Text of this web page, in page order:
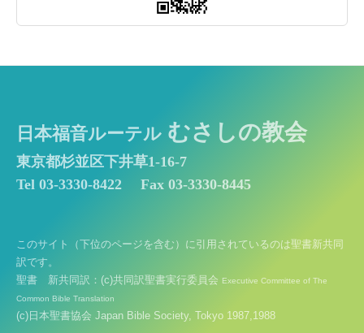
日本福音ルーテル むさしの教会
東京都杉並区下井草1-16-7
Tel 03-3330-8422
Fax 03-3330-8445
このサイト（下位のページを含む）に引用されているのは聖書新共同
訳です。
聖書 新共同訳：(c)共同訳聖書実行委員会 Executive Committee of The
Common Bible Translation
(c)日本聖書協会 Japan Bible Society, Tokyo 1987,1988